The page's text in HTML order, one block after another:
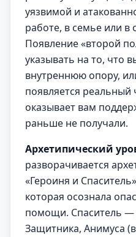
уязвимой и
работе, в семье или в
Появление «второй
указывать на то, что
внутреннюю опору,
появляется реальный
оказывает вам
раньше не получали.
Архетипический
разворачивается
«Героиня и
которая осознала
помощи. Спаситель —
Защитника, Анимуса